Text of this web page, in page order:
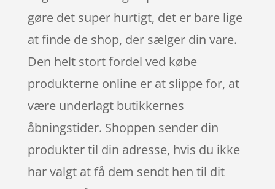
gøre det super hurtigt, det er bare lige
at finde de shop, der sælger din vare.
Den helt stort fordel ved købe
produkterne online er at slippe for, at
være underlagt butikkernes
åbningstider. Shoppen sender din
produkter til din adresse, hvis du ikke
har valgt at få dem sendt hen til dit